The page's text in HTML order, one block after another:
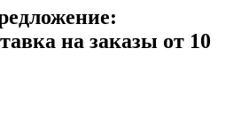
на заказы от 10